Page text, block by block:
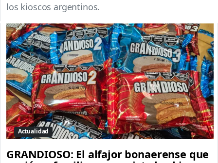
los kioscos argentinos.
Actualidad
GRANDIOSO: El alfajor bonaerense que